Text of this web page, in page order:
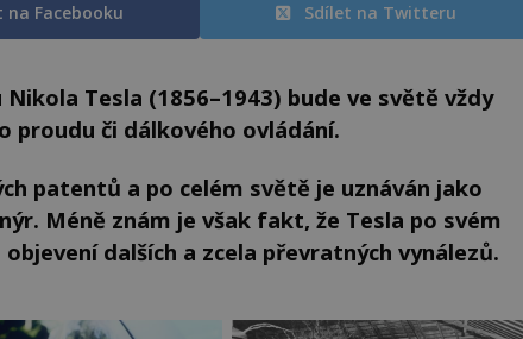
na Facebooku Sdílet na Twitteru
Tesla (1856–1943) bude ve světě vždy
proudu či dálkového ovládání.
patentů a po celém světě je uznáván jako
Méně znám je však fakt, že Tesla po svém
dalších a zcela převratných vynálezů.